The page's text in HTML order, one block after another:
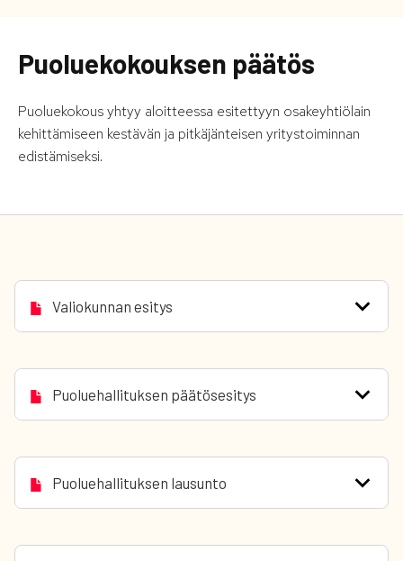
Puoluekokouksen päätös
Puoluekokous yhtyy aloitteessa esitettyyn osakeyhtiölain
kehittämiseen kestävän ja pitkäjänteisen yritystoiminnan
edistämiseksi.
Valiokunnan esitys
Puoluehallituksen päätösesitys
Puoluehallituksen lausunto